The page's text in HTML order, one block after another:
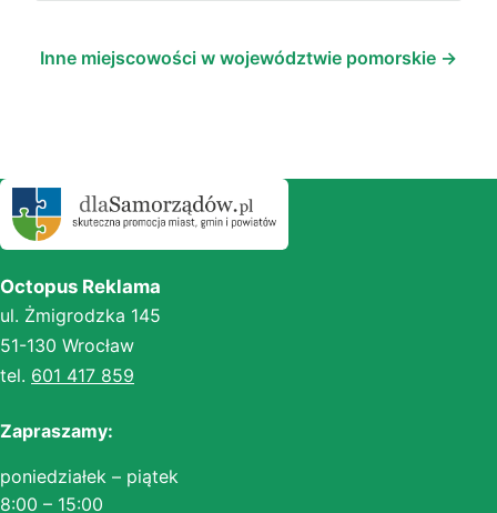
Inne miejscowości w województwie pomorskie →
Octopus Reklama
ul. Żmigrodzka 145
51-130 Wrocław
tel. 601 417 859
Zapraszamy:
poniedziałek – piątek
8:00 – 15:00